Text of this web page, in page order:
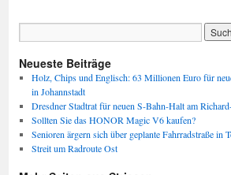
Neueste Beiträge
Holz, Chips und Englisch: 63 Millionen Euro für
in Johannstadt
Dresdner Stadtrat für neuen S-Bahn-Halt am
Sollten Sie das HONOR Magic V6 kaufen?
Senioren ärgern sich über geplante Fahrradstraße in
Streit um Radroute Ost